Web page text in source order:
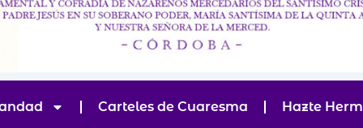
Carteles de Cuaresma Hazte